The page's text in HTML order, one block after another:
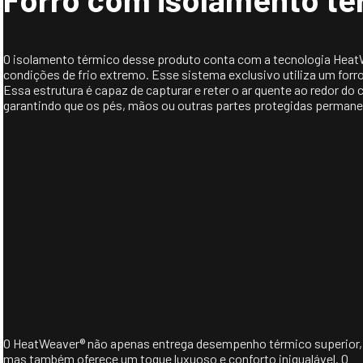
O isolamento térmico desse produto conta com a tecnologia
condições de frio extremo. Esse sistema exclusivo utiliza um
Essa estrutura é capaz de capturar e reter o ar quente ao redor
garantindo que os pés, mãos ou outras partes protegidas
O HeatWeaver® não apenas entrega desempenho térmico superior,
mas também oferece um toque luxuoso e conforto inigualável. O